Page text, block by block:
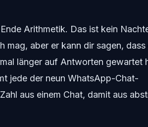
Arithmetik. Das ist kein
mag, aber er kann dir sagen, dass
länger auf Antworten gewartet
jede der neun WhatsApp-Chat-
aus einem Chat, damit aus